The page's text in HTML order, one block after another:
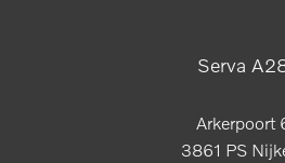
Serva
Arkerpoort
3861 PS